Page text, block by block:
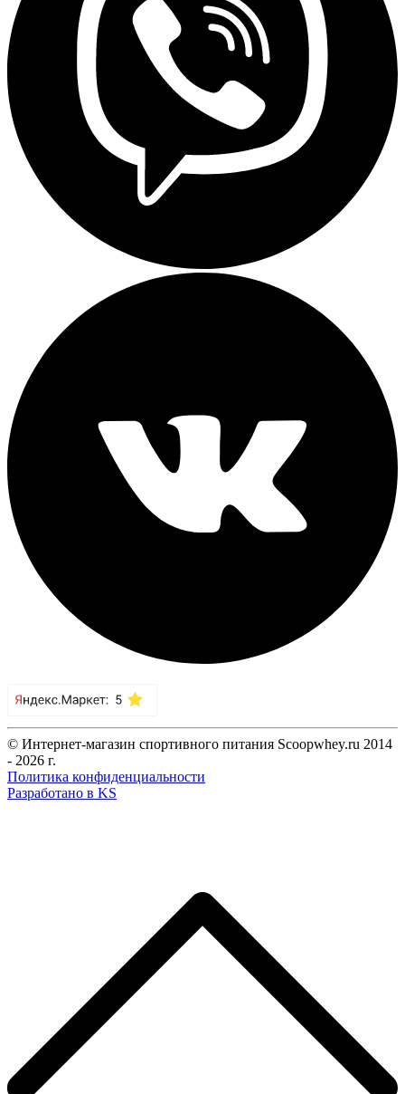
© Интернет-магазин спортивного питания Scoopwhey.ru 2014
- 2026 г.
Политика конфиденциальности
Разработано в KS